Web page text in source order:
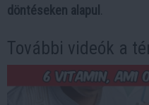
döntéseken alapul
További videók a